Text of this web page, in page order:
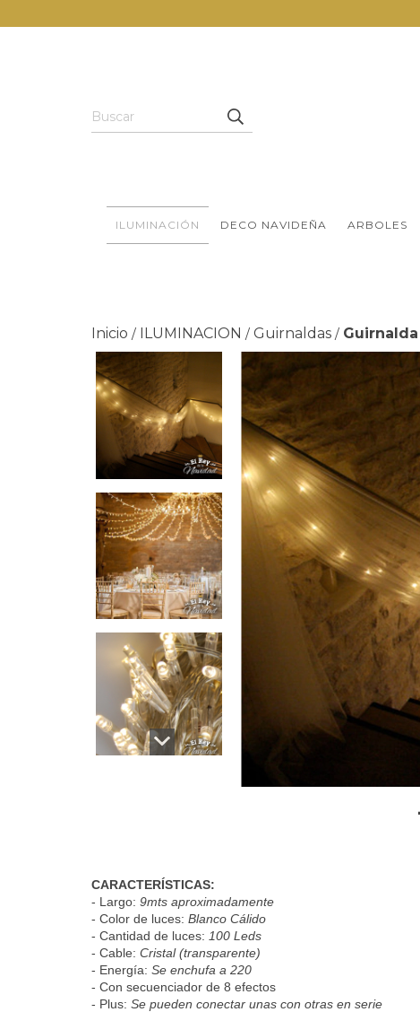
ILUMINACIÓN DECO NAVIDEÑA ARBOLES
Inicio / ILUMINACION / Guirnaldas /
CARACTERÍSTICAS:
- Largo: 9mts aproximadamente
- Color de luces: Blanco Cálido
- Cantidad de luces: 100 Leds
- Cable: Cristal (transparente)
- Energía: Se enchufa a 220
- Con secuenciador de 8 efectos
- Plus: Se pueden conectar unas con otras en serie